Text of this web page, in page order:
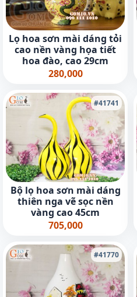
Lọ hoa sơn mài dáng tỏi
cao nền vàng họa tiết
hoa đào, cao 29cm
280,000
#41741
Bộ lọ hoa sơn mài dáng
thiên nga vẽ sọc nền
vàng cao 45cm
705,000
#41770